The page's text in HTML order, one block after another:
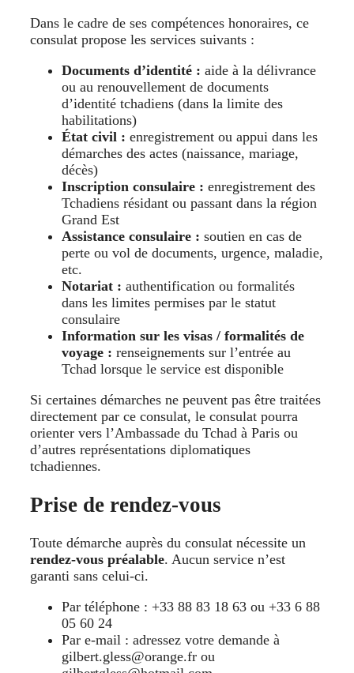
Dans le cadre de ses compétences honoraires, ce
consulat propose les services suivants :
Documents d’identité : aide à la délivrance
ou au renouvellement de documents
d’identité tchadiens (dans la limite des
habilitations)
État civil : enregistrement ou appui dans les
démarches des actes (naissance, mariage,
décès)
Inscription consulaire : enregistrement des
Tchadiens résidant ou passant dans la région
Grand Est
Assistance consulaire : soutien en cas de
perte ou vol de documents, urgence, maladie,
etc.
Notariat : authentification ou formalités
dans les limites permises par le statut
consulaire
Information sur les visas / formalités de
voyage : renseignements sur l’entrée au
Tchad lorsque le service est disponible
Si certaines démarches ne peuvent pas être traitées
directement par ce consulat, le consulat pourra
orienter vers l’Ambassade du Tchad à Paris ou
d’autres représentations diplomatiques
tchadiennes.
Prise de rendez-vous
Toute démarche auprès du consulat nécessite un
rendez-vous préalable. Aucun service n’est
garanti sans celui-ci.
Par téléphone : +33 88 83 18 63 ou +33 6 88
05 60 24
Par e-mail : adressez votre demande à
gilbert.gless@orange.fr ou